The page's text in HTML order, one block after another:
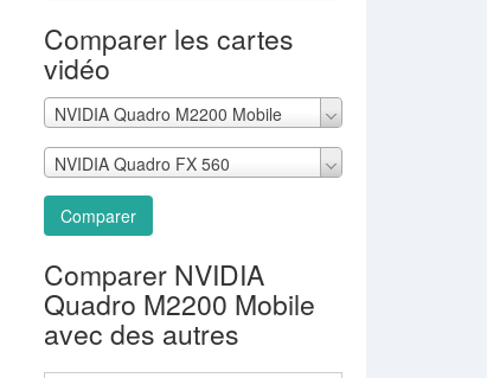
Comparer les cartes
vidéo
NVIDIA Quadro M2200 Mobile
NVIDIA Quadro FX 560
Comparer
Comparer NVIDIA
Quadro M2200 Mobile
avec des autres